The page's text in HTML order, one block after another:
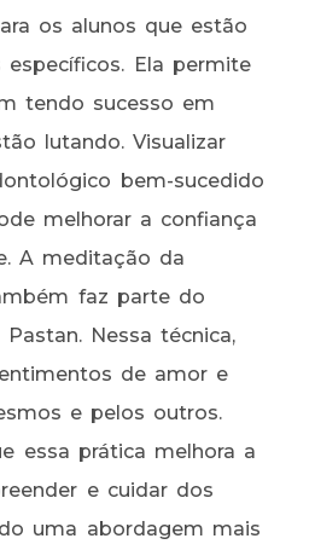
os alunos que estão
Ela permite
tendo sucesso em
lutando. Visualizar
bem-sucedido
melhorar a confiança
A meditação da
faz parte do
Nessa técnica,
de amor e
e pelos outros.
essa prática melhora a
e cuidar dos
uma abordagem mais